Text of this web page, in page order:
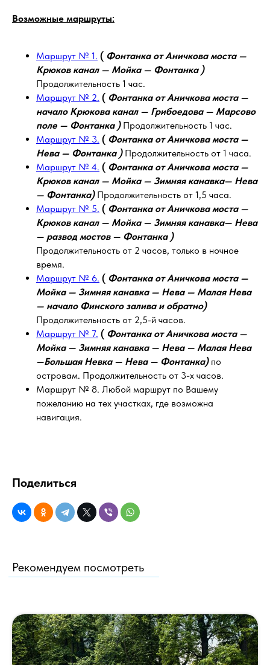
Возможные маршруты:
Маршрут № 1. ( Фонтанка от Аничкова моста —
Крюков канал — Мойка — Фонтанка )
Продолжительность 1 час.
Маршрут № 2. ( Фонтанка от Аничкова моста —
начало Крюкова канал — Грибоедова — Марсово
поле — Фонтанка ) Продолжительность 1 час.
Маршрут № 3. ( Фонтанка от Аничкова моста —
Нева — Фонтанка ) Продолжительность от 1 часа.
Маршрут № 4. ( Фонтанка от Аничкова моста —
Крюков канал — Мойка — Зимняя канавка— Нева
— Фонтанка) Продолжительность от 1,5 часа.
Маршрут № 5. ( Фонтанка от Аничкова моста —
Крюков канал — Мойка — Зимняя канавка— Нева
— развод мостов — Фонтанка )
Продолжительность от 2 часов, только в ночное
время.
Маршрут № 6. ( Фонтанка от Аничкова моста —
Мойка — Зимняя канавка — Нева — Малая Нева
— начало Финского залива и обратно)
Продолжительность от 2,5-й часов.
Маршрут № 7. ( Фонтанка от Аничкова моста —
Мойка — Зимняя канавка — Нева — Малая Нева
—Большая Невка — Нева — Фонтанка) по
островам. Продолжительность от 3-х часов.
Маршрут № 8. Любой маршрут по Вашему
пожеланию на тех участках, где возможна
навигация.
Поделиться
Рекомендуем посмотреть